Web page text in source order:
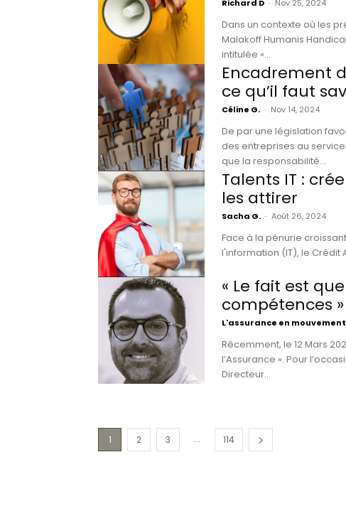
Richard D - Nov 25, 2024
Dans un contexte où les
Malakoff Humanis
intitulée «...
Encadrement
ce qu’il faut
Céline G. - Nov 14, 2024
De par une législation
des entreprises au
que la responsabilité...
Talents IT :
les attirer
Sacha G. - Août 26, 2024
Face à la pénurie
« Le fait est
compétences »
L'assurance en mouvement
Récemment, le 12 Mars
l’Assurance ». Pour
Directeur...
1 2 3 ... 114